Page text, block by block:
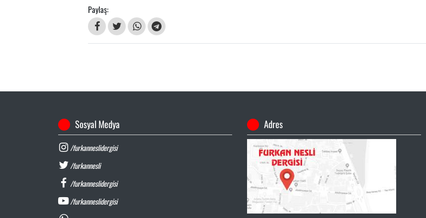
Paylaş:
Sosyal Medya
/furkanneslidergisi
/furkannesli
/furkanneslidergisi
/furkanneslidergisi
Adres